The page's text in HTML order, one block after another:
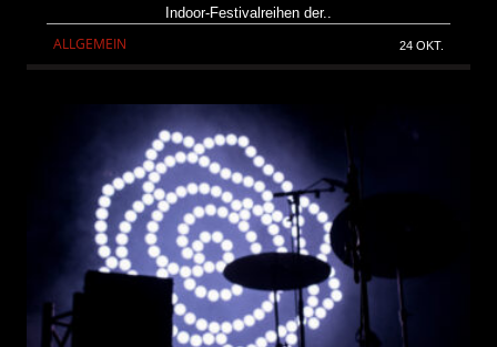
Indoor-Festivalreihen der..
ALLGEMEIN 24 OKT.